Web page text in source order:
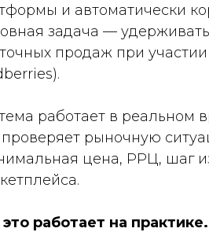
и автоматически
задача —
продаж при
работает в реальном
рыночную
цена, РРЦ, шаг
это работает на практике.